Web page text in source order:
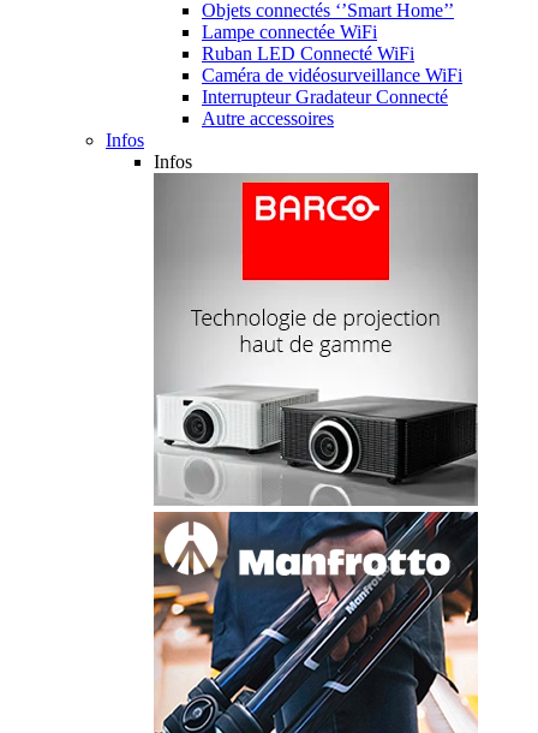
Objets connectés ‘’Smart Home’’
Lampe connectée WiFi
Ruban LED Connecté WiFi
Caméra de vidéosurveillance WiFi
Interrupteur Gradateur Connecté
Autre accessoires
Infos
Infos